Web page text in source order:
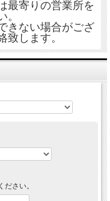
最寄りの営業所を
。
きない場合がござ
致します。
さい。